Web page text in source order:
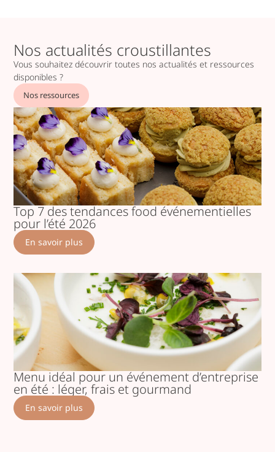
Nos actualités croustillantes
Vous souhaitez découvrir toutes nos actualités et ressources
disponibles ?
Nos ressources
Top 7 des tendances food événementielles
pour l’été 2026
En savoir plus
Menu idéal pour un événement d’entreprise
en été : léger, frais et gourmand
En savoir plus